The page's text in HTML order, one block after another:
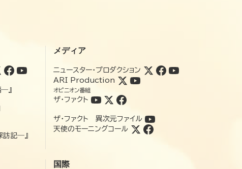
』
訪記―』
メディア
ニュースター・プロダクション
ARI Production
オピニオン番組
ザ・ファクト
ザ・ファクト 異次元ファイル
天使のモーニングコール
国際